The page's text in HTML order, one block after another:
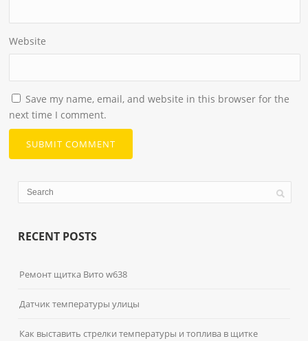
Website
Save my name, email, and website in this browser for the
next time I comment.
RECENT POSTS
Ремонт щитка Вито w638
Датчик температуры улицы
Как выставить стрелки температуры и топлива в щитке